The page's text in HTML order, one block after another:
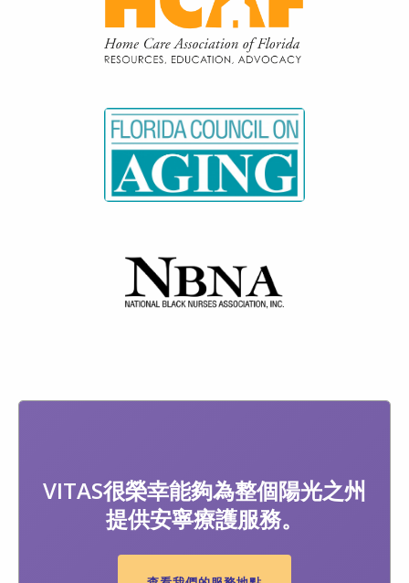
VITAS很榮幸能夠為整個陽光之州
提供安寧療護服務。